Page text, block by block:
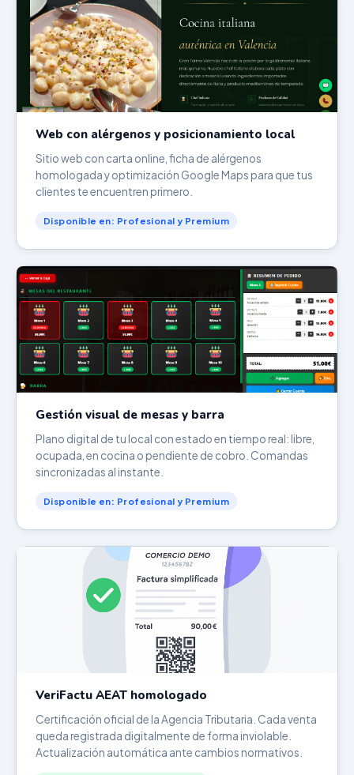
Web con alérgenos y posicionamiento local
Sitio web con carta online, ficha de alérgenos
homologada y optimización Google Maps para que tus
clientes te encuentren primero.
Disponible en: Profesional y Premium
Gestión visual de mesas y barra
Plano digital de tu local con estado en tiempo real: libre,
ocupada, en cocina o pendiente de cobro. Comandas
sincronizadas al instante.
Disponible en: Profesional y Premium
VeriFactu AEAT homologado
Certificación oficial de la Agencia Tributaria. Cada venta
queda registrada digitalmente de forma inviolable.
Actualización automática ante cambios normativos.